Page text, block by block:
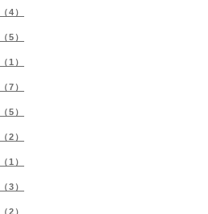
4）
5）
1）
7）
5）
2）
1）
3）
2）